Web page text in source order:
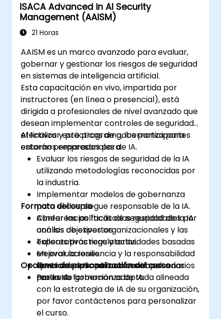
ISACA Advanced in AI Security
Management (AAISM)
21 Horas
AAISM es un marco avanzado para evaluar,
gobernar y gestionar los riesgos de seguridad
en sistemas de inteligencia artificial.
Esta capacitación en vivo, impartida por
instructores (en línea o presencial), está
dirigida a profesionales de nivel avanzado que
desean implementar controles de seguridad
efectivos y prácticas de gobernanza para
entornos empresariales de IA.
Al finalizar este programa, los participantes
estarán preparados para:
Evaluar los riesgos de seguridad de la IA
utilizando metodologías reconocidas por
la industria.
Implementar modelos de gobernanza
para el despliegue responsable de la IA.
Alinear las políticas de seguridad de la IA
con los objetivos organizacionales y las
expectativas regulatorias.
Mejorar la resiliencia y la responsabilidad
dentro de las operaciones impulsadas
por la IA.
Formato del curso
Conferencias facilitadas respaldadas por
análisis de expertos.
Talleres prácticos y actividades basadas
en evaluaciones.
Ejercicios aplicados utilizando escenarios
reales de gobernanza de IA.
Opciones de personalización del curso
Para una formación adaptada alineada
con la estrategia de IA de su organización,
por favor contáctenos para personalizar
el curso.